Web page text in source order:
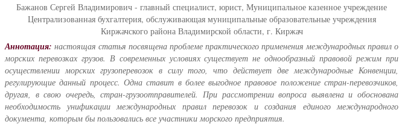
Бажанов Сергей Владимирович - главный специалист, юрист, Муниципальное казенное учреждение
Централизованная бухгалтерия, обслуживающая муниципальные образовательные учреждения
Киржачского района Владимирской области, г. Киржач
Аннотация: настоящая статья посвящена проблеме практического применения международных правил о
морских перевозках грузов. В современных условиях существует не однообразный правовой режим при
осуществлении морских грузоперевозок в силу того, что действует две международные Конвенции,
регулирующие данный процесс. Одна ставит в более выгодное правовое положение стран-перевозчиков,
другая, в свою очередь, стран-грузоотправителей. При рассмотрении вопроса выявлена и обоснована
необходимость унификации международных правил перевозок и создания единого международного
документа, которым бы пользовались все участники морского предприятия.